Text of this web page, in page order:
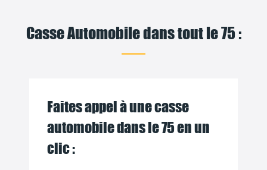
Casse Automobile dans tout le 75 :
Faites appel à une casse
automobile dans le 75 en un
clic :